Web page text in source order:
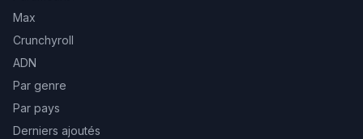
Max
Crunchyroll
ADN
Par genre
Par pays
Derniers ajoutés